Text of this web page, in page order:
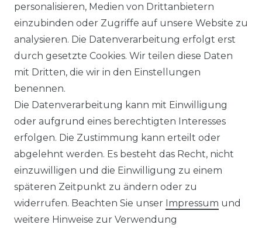
LEXIKON
UNTERNEHMEN
ÜBER UNS
HERSTELLER
REFERENZEN
personalisieren, Medien von Drittanbietern
einzubinden oder Zugriffe auf unsere Website zu
analysieren. Die Datenverarbeitung erfolgt erst
durch gesetzte Cookies. Wir teilen diese Daten
mit Dritten, die wir in den Einstellungen
benennen.
Die Datenverarbeitung kann mit Einwilligung
oder aufgrund eines berechtigten Interesses
erfolgen. Die Zustimmung kann erteilt oder
abgelehnt werden. Es besteht das Recht, nicht
einzuwilligen und die Einwilligung zu einem
späteren Zeitpunkt zu ändern oder zu
widerrufen. Beachten Sie unser Impressum und
weitere Hinweise zur Verwendung